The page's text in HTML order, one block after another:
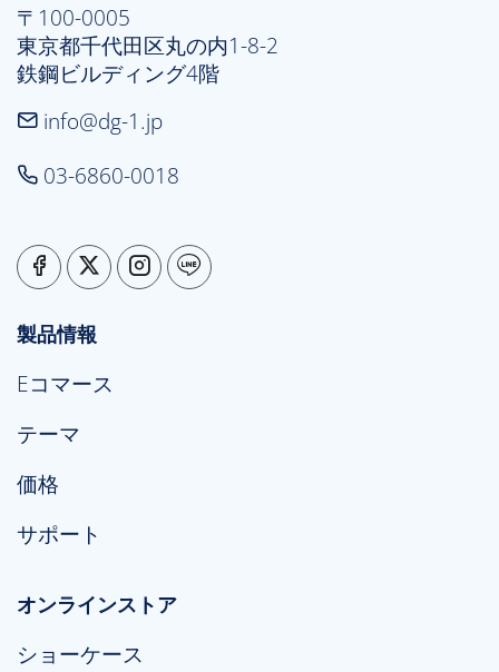
〒100-0005
東京都千代田区丸の内1-8-2
鉄鋼ビルディング4階
info@dg-1.jp
03-6860-0018
製品情報
Eコマース
テーマ
価格
サポート
オンラインストア
ショーケース